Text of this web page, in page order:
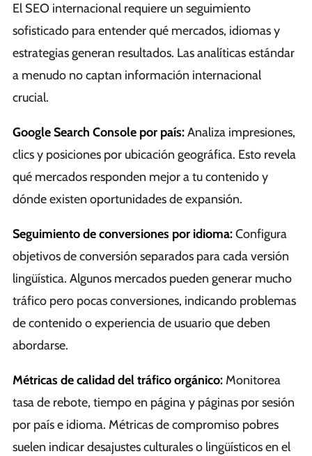
El SEO internacional requiere un seguimiento
sofisticado para entender qué mercados, idiomas y
estrategias generan resultados. Las analíticas estándar
a menudo no captan información internacional
crucial.
Google Search Console por país:Analiza impresiones,
clics y posiciones por ubicación geográfica. Esto revela
qué mercados responden mejor a tu contenido y
dónde existen oportunidades de expansión.
Seguimiento de conversiones por idioma:Configura
objetivos de conversión separados para cada versión
lingüística. Algunos mercados pueden generar mucho
tráfico pero pocas conversiones, indicando problemas
de contenido o experiencia de usuario que deben
abordarse.
Métricas de calidad del tráfico orgánico: Monitorea
tasa de rebote, tiempo en página y páginas por sesión
por país e idioma. Métricas de compromiso pobres
suelen indicar desajustes culturales o lingüísticos en el